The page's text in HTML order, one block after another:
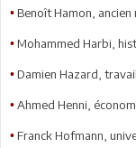
• Benoît Hamon, ancien
• Mohammed Harbi,
• Damien Hazard,
• Ahmed Henni,
• Franck Hofmann,